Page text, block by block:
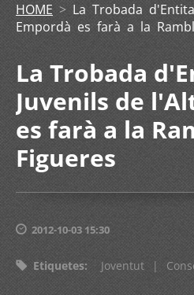
HOME > La Trobada
Empordà es farà a la
La Trobada
Juvenils de
es farà a la
Figueres
2012-10-03 15:30
Etiquetes: Joventut |